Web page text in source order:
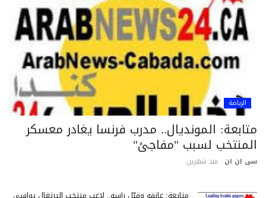
الرياضة
المونديال.. مدرب فرنسا يغادر معسكر
لسبب "مفاجئ"
ان ان منذ شهرين